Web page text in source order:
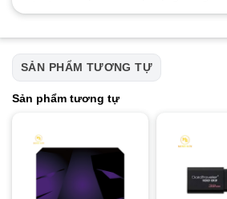
SẢN PHẨM TƯƠNG TỰ
Sản phẩm tương tự